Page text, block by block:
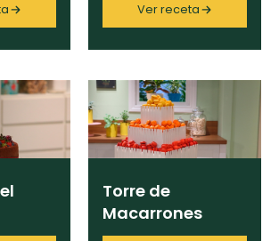
Key Lime Pie
Ver receta
Torre de
Macarrones